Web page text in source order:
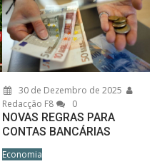
30 de Dezembro de 2025
Redacção F8
0
NOVAS REGRAS PARA
CONTAS BANCÁRIAS
Economia